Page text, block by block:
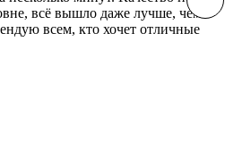
всё вышло даже лучше, чем
всем, кто хочет отличные